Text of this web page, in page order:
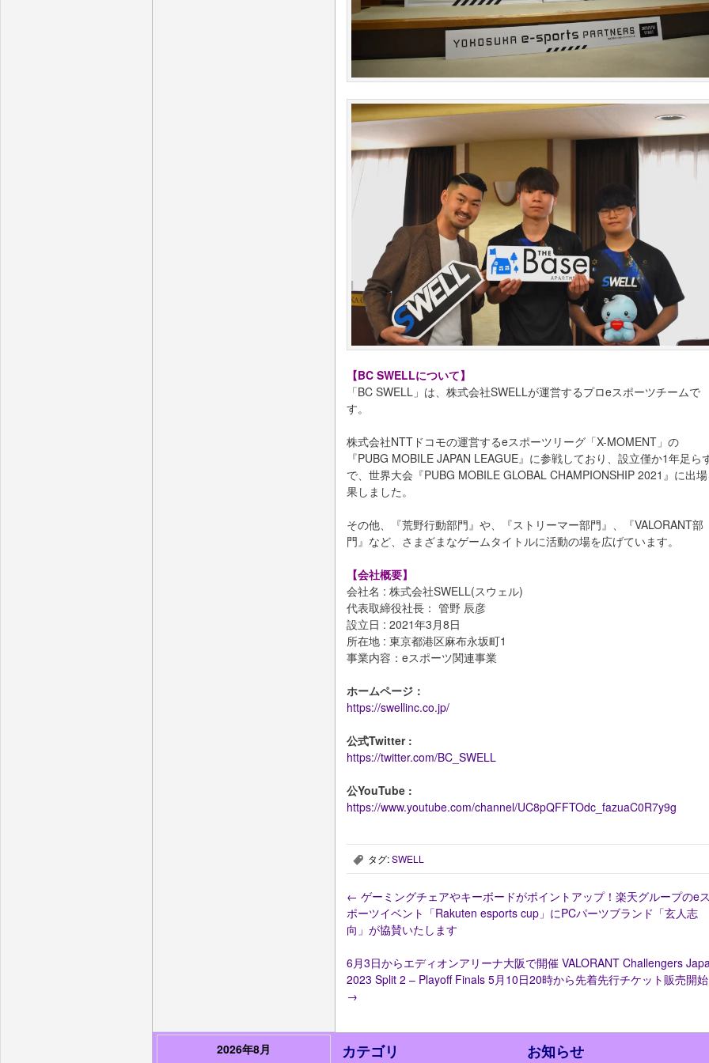
【BC SWELLについて】
「BC SWELL」は、株式会社SWELLが運営するプロeスポーツチームで
す。
株式会社NTTドコモの運営するeスポーツリーグ「X-MOMENT」の
『PUBG MOBILE JAPAN LEAGUE』に参戦しており、設立僅か1年足ら
で、世界大会『PUBG MOBILE GLOBAL CHAMPIONSHIP 2021』に出
果しました。
その他、『荒野行動部門』や、『ストリーマー部門』、『VALORANT部
門』など、さまざまなゲームタイトルに活動の場を広げています。
【会社概要】
会社名 : 株式会社SWELL(スウェル)
代表取締役社⻑： 管野 辰彦
設立日 : 2021年3月8日
所在地 : 東京都港区麻布永坂町1
事業内容：eスポーツ関連事業
ホームページ：
https://swellinc.co.jp/
公式Twitter :
https://twitter.com/BC_SWELL
公YouTube :
https://www.youtube.com/channel/UC8pQFFTOdc_fazuaC0R7y9g
, タグ:SWELL
← ゲーミングチェアやキーボードがポイントアップ！楽天グループのe
ポーツイベント「Rakuten esports cup」にPCパーツブランド「玄人志
向」が協賛いたします
6月3日からエディオンアリーナ大阪で開催 VALORANT Challengers
2023 Split 2 – Playoff Finals 5月10日20時から先着先行チケット販売開始
→
2026年8月 カテゴリ お知らせ